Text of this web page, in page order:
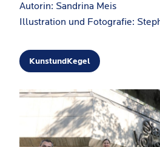
Autorin: Sandrina Meis
Illustration und Fotografie:
KunstundKegel